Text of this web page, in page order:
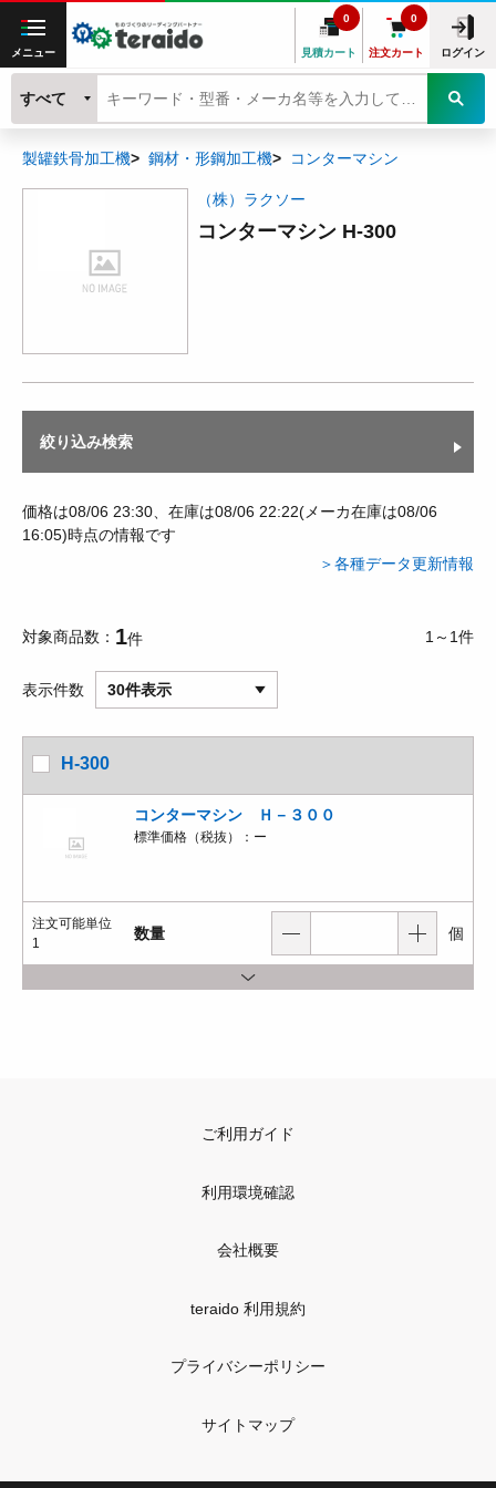
メニュー 見積カート
0
注文カート
0
ログイン
すべて
製罐鉄骨加工機 鋼材・形鋼加工機 コンターマシン
（株）ラクソー
コンターマシン H-300
絞り込み検索
価格は08/06 23:30、在庫は08/06 22:22(メーカ在庫は08/06
16:05)時点の情報です
＞各種データ更新情報
対象商品数 1件 1～1件
表示件数 30件表示
H-300
コンターマシン Ｈ－３００
標準価格（税抜）： ー
注文可能単位
1
数量 個
ご利用ガイド
利用環境確認
会社概要
teraido 利用規約
プライバシーポリシー
サイトマップ